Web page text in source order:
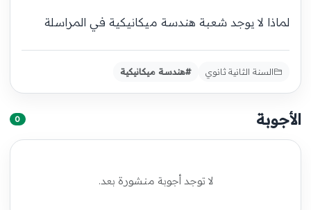
لماذا لا يوجد شعبة هندسة ميكانيكية في المراسلة
السنة الثانية ثانوي #هندسة ميكانيكية
الأجوبة 0
لا توجد أجوبة منشورة بعد.